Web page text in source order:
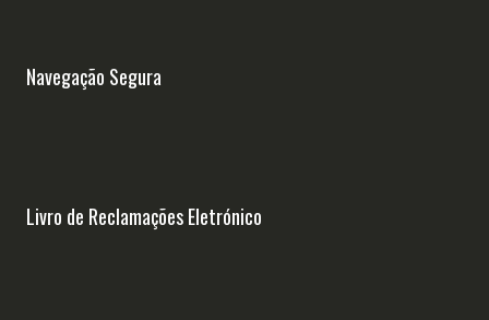
Navegação Segura
Livro de Reclamações Eletrónico